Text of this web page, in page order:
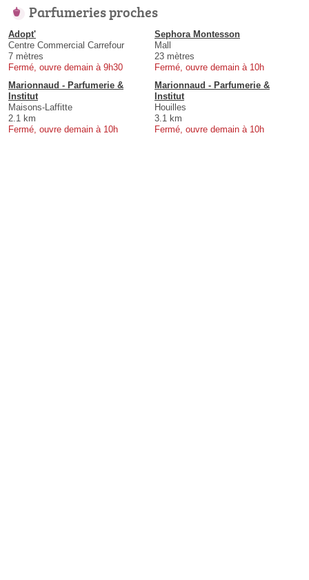
Parfumeries proches
Adopt'
Centre Commercial Carrefour
7 mètres
Fermé, ouvre demain à 9h30
Sephora Montesson
Mall
23 mètres
Fermé, ouvre demain à 10h
Marionnaud - Parfumerie &
Institut
Maisons-Laffitte
2.1 km
Fermé, ouvre demain à 10h
Marionnaud - Parfumerie &
Institut
Houilles
3.1 km
Fermé, ouvre demain à 10h